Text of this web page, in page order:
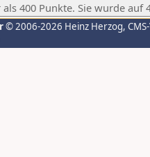
400 Punkte. Sie wurde auf
© 2006-2026 Heinz Herzog,